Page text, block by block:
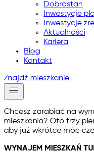
Dobrostan
Inwestycje
Inwestycje
Aktualności
Kariera
Blog
Kontakt
Znajdź mieszkanie
Chcesz zarabiać na
mieszkania? Oto trzy
aby już wkrótce móc
WYNAJEM MIESZKAŃ